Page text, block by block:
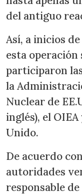
del antiguo
Así, a inicios
esta operación
participaron
la
Nuclear de
inglés), el
Unido.
De acuerdo
autoridades
responsable